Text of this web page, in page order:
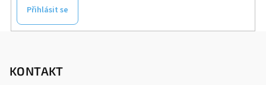
Přihlásit se
KONTAKT